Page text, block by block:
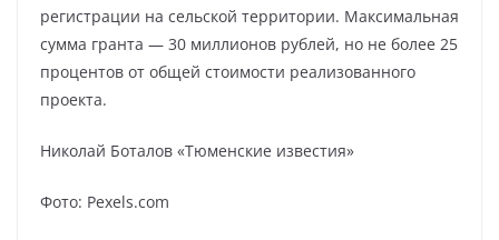
регистрации на сельской территории. Максимальная
сумма гранта — 30 миллионов рублей, но не более 25
процентов от общей стоимости реализованного
проекта.
Николай Боталов «Тюменские известия»
Фото: Pexels.com